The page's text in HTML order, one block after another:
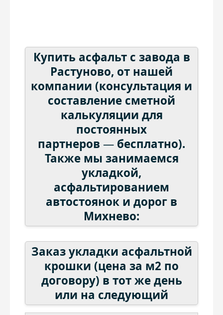
Бой
Дрова
Пеллеты
Бетон
Чернозем
Дренаж
Земляные работы
Навесы
Купить асфальт с завода в
Растуново, от нашей
компании (консультация и
составление сметной
калькуляции для
постоянных
партнеров — бесплатно).
Также мы занимаемся
укладкой,
асфальтированием
автостоянок и дорог в
Михнево:
Заказ укладки асфальтной
крошки (цена за м2 по
договору) в тот же день
или на следующий